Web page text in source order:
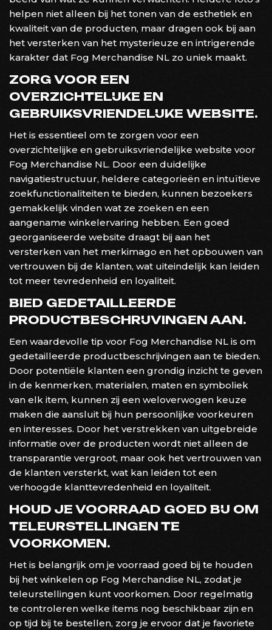
helpen niet alleen bij het tonen van de esthetiek en
kwaliteit van de producten, maar dragen ook bij aan
het versterken van het mysterieuze en intrigerende
karakter dat Fog Merchandise NL zo uniek maakt.
ZORG VOOR EEN
OVERZICHTELIJKE EN
GEBRUIKSVRIENDELIJKE WEBSITE.
Het is essentieel om te zorgen voor een
overzichtelijke en gebruiksvriendelijke website voor
Fog Merchandise NL. Door een duidelijke
navigatiestructuur, heldere categorieën en intuïtieve
zoekfunctionaliteiten te bieden, kunnen bezoekers
gemakkelijk vinden wat ze zoeken en een
aangename winkelervaring hebben. Een goed
georganiseerde website draagt bij aan het
versterken van het merkimago en het opbouwen van
vertrouwen bij de klanten, wat uiteindelijk kan leiden
tot meer tevredenheid en loyaliteit.
BIED GEDETAILLEERDE
PRODUCTBESCHRIJVINGEN AAN.
Een waardevolle tip voor Fog Merchandise NL is om
gedetailleerde productbeschrijvingen aan te bieden.
Door potentiële klanten een grondig inzicht te geven
in de kenmerken, materialen, maten en symboliek
van elk item, kunnen zij een weloverwogen keuze
maken die aansluit bij hun persoonlijke voorkeuren
en interesses. Door het verstrekken van uitgebreide
informatie over de producten wordt niet alleen de
transparantie vergroot, maar ook het vertrouwen van
de klanten versterkt, wat kan leiden tot een
verhoogde klanttevredenheid en loyaliteit.
HOUD JE VOORRAAD GOED BIJ OM
TELEURSTELLINGEN TE
VOORKOMEN.
Het is belangrijk om je voorraad goed bij te houden
bij het winkelen op Fog Merchandise NL, zodat je
teleurstellingen kunt voorkomen. Door regelmatig
te controleren welke items nog beschikbaar zijn en
op tijd bij te bestellen, zorg je ervoor dat je favoriete